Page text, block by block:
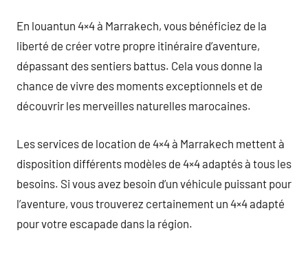
En louantun 4×4 à Marrakech, vous bénéficiez de la
liberté de créer votre propre itinéraire d’aventure,
dépassant des sentiers battus. Cela vous donne la
chance de vivre des moments exceptionnels et de
découvrir les merveilles naturelles marocaines.
Les services de location de 4×4 à Marrakech mettent à
disposition différents modèles de 4×4 adaptés à tous les
besoins. Si vous avez besoin d’un véhicule puissant pour
l’aventure, vous trouverez certainement un 4×4 adapté
pour votre escapade dans la région.